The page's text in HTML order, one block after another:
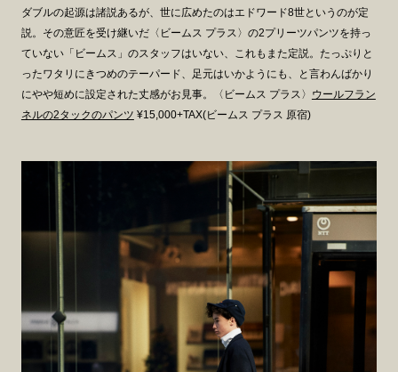
ダブルの起源は諸説あるが、世に広めたのはエドワード8世というのが定
説。その意匠を受け継いだ〈ビームス プラス〉の2プリーツパンツを持っ
ていない「ビームス」のスタッフはいない、これもまた定説。たっぷりと
ったワタリにきつめのテーパード、足元はいかようにも、と言わんばかり
にやや短めに設定された丈感がお見事。〈ビームス プラス〉 ウールフラン
ネルの2タックのパンツ ¥15,000+TAX(ビームス プラス 原宿)